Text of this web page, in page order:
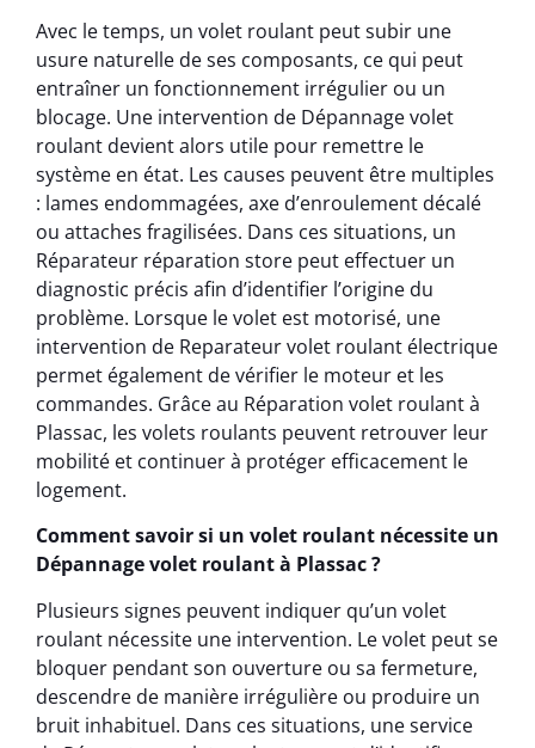
Avec le temps, un volet roulant peut subir une
usure naturelle de ses composants, ce qui peut
entraîner un fonctionnement irrégulier ou un
blocage. Une intervention de Dépannage volet
roulant devient alors utile pour remettre le
système en état. Les causes peuvent être multiples
: lames endommagées, axe d’enroulement décalé
ou attaches fragilisées. Dans ces situations, un
Réparateur réparation store peut effectuer un
diagnostic précis afin d’identifier l’origine du
problème. Lorsque le volet est motorisé, une
intervention de Reparateur volet roulant électrique
permet également de vérifier le moteur et les
commandes. Grâce au Réparation volet roulant à
Plassac, les volets roulants peuvent retrouver leur
mobilité et continuer à protéger efficacement le
logement.
Comment savoir si un volet roulant nécessite un
Dépannage volet roulant à Plassac ?
Plusieurs signes peuvent indiquer qu’un volet
roulant nécessite une intervention. Le volet peut se
bloquer pendant son ouverture ou sa fermeture,
descendre de manière irrégulière ou produire un
bruit inhabituel. Dans ces situations, une service